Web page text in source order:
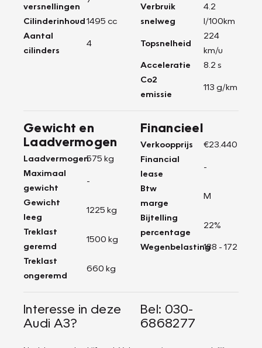
versnellingen
Cilinderinhoud1495 cc
Aantal
cilinders
4
Verbruik
snelweg
4.2
l/100km
Topsnelheid
224
km/u
Acceleratie
8.2 s
Co2
emissie
113 g/km
Gewicht en
Laadvermogen
Laadvermogen575 kg
Maximaal
gewicht
-
Gewicht
leeg
1225 kg
Treklast
geremd
1500 kg
Treklast
ongeremd
660 kg
Financieel
Verkoopprijs
€23.440
Financial
lease
-
Btw
marge
M
Bijtelling
percentage
22%
Wegenbelasting188 - 172
Interesse in deze
Audi A3?
Bel: 030-
6868277